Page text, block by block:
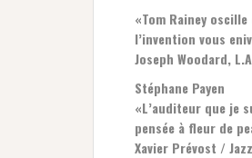
«Tom Rainey
l’invention vous
Joseph Woodard,
Stéphane Payen
«L’auditeur que je
pensée à fleur de
Xavier Prévost /